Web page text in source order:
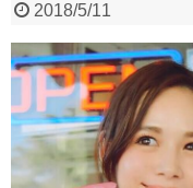
2018/5/11